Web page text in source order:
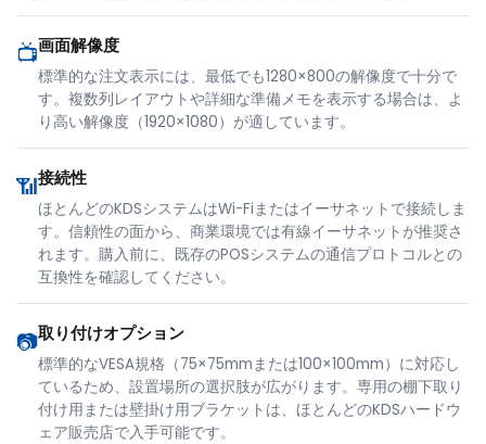
📺画面解像度
標準的な注文表示には、最低でも1280×800の解像度で十分で
す。複数列レイアウトや詳細な準備メモを表示する場合は、よ
り高い解像度（1920×1080）が適しています。
📶接続性
ほとんどのKDSシステムはWi-Fiまたはイーサネットで接続しま
す。信頼性の面から、商業環境では有線イーサネットが推奨さ
れます。購入前に、既存のPOSシステムの通信プロトコルとの
互換性を確認してください。
📷取り付けオプション
標準的なVESA規格（75×75mmまたは100×100mm）に対応し
ているため、設置場所の選択肢が広がります。専用の棚下取り
付け用または壁掛け用ブラケットは、ほとんどのKDSハードウ
ェア販売店で入手可能です。